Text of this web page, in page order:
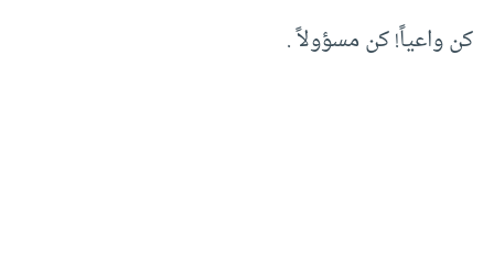
كن واعياً! كن مسؤولاً .